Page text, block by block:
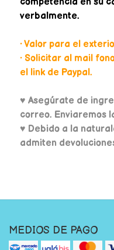
verbalmente.
• Valor para el
• Solicitar al mail
el link de Paypal.
♥ Asegúrate de
correo. Enviaremos
♥ Debido a la
admiten
MEDIOS DE PAGO